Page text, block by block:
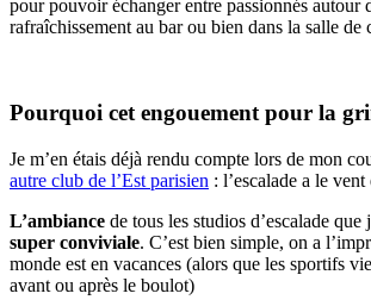
pour pouvoir échanger entre passionnés autour
rafraîchissement au bar ou bien dans la salle
Pourquoi cet engouement pour la
Je m’en étais déjà rendu compte lors de mon
autre club de l’Est parisien : l’escalade a le
L’ambiance de tous les studios d’escalade que
super conviviale. C’est bien simple, on a
monde est en vacances (alors que les sportifs
avant ou après le boulot)